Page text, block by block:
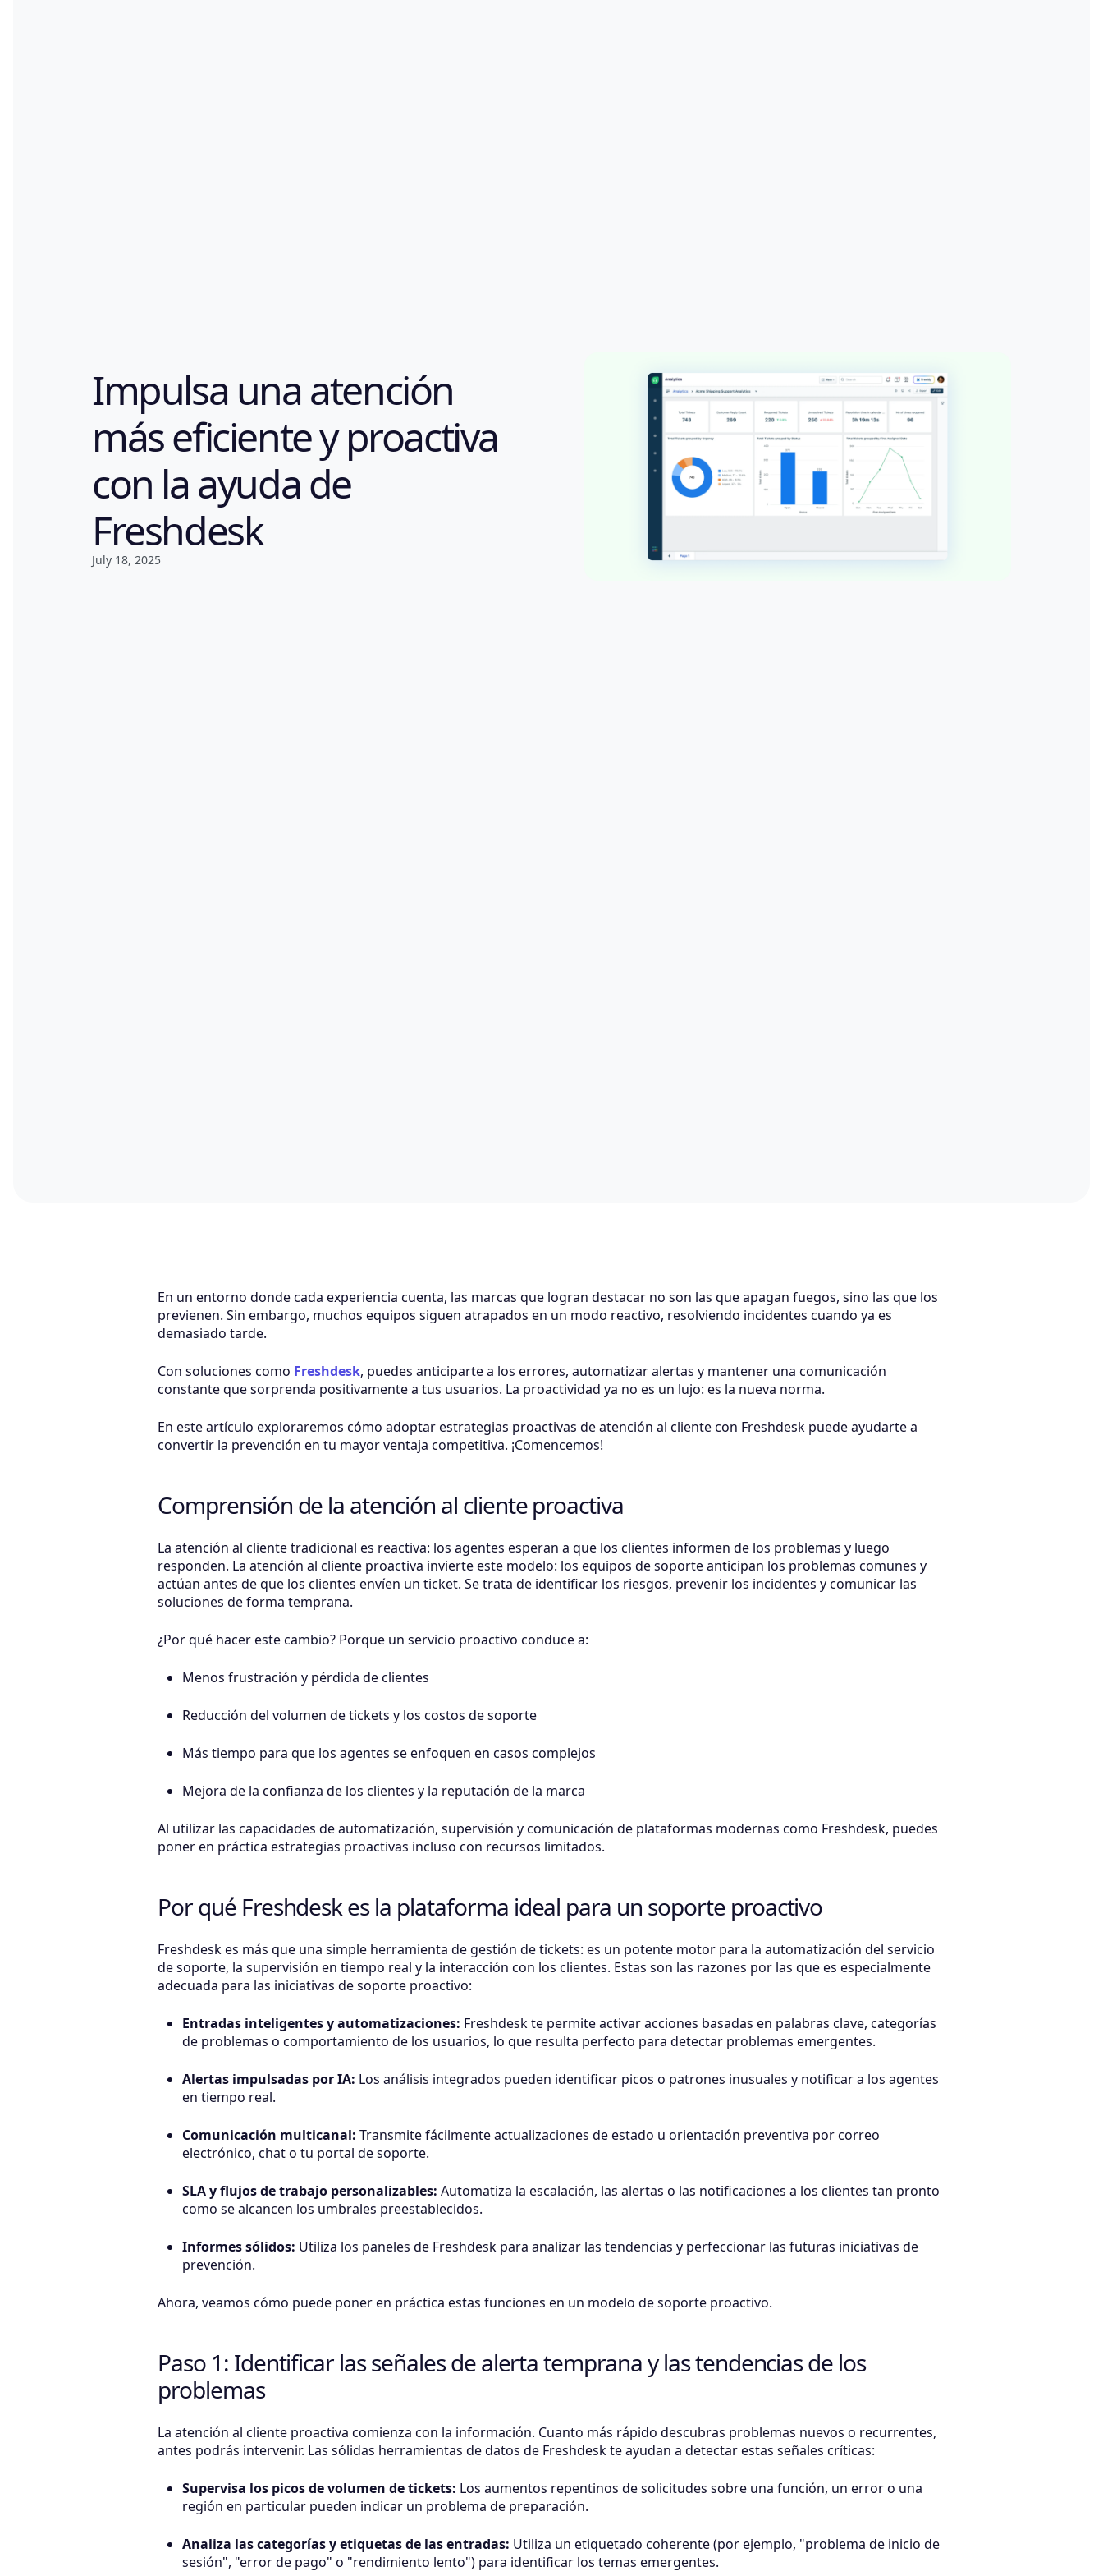
Impulsa una atención
más eficiente y proactiva
con la ayuda de
Freshdesk
July 18, 2025
En un entorno donde cada experiencia cuenta, las marcas que logran destacar no son las que apagan fuegos, sino las que los
previenen. Sin embargo, muchos equipos siguen atrapados en un modo reactivo, resolviendo incidentes cuando ya es
demasiado tarde.
Con soluciones como Freshdesk, puedes anticiparte a los errores, automatizar alertas y mantener una comunicación
constante que sorprenda positivamente a tus usuarios. La proactividad ya no es un lujo: es la nueva norma.
En este artículo exploraremos cómo adoptar estrategias proactivas de atención al cliente con Freshdesk puede ayudarte a
convertir la prevención en tu mayor ventaja competitiva. ¡Comencemos!
Comprensión de la atención al cliente proactiva
La atención al cliente tradicional es reactiva: los agentes esperan a que los clientes informen de los problemas y luego
responden. La atención al cliente proactiva invierte este modelo: los equipos de soporte anticipan los problemas comunes y
actúan antes de que los clientes envíen un ticket. Se trata de identificar los riesgos, prevenir los incidentes y comunicar las
soluciones de forma temprana.
¿Por qué hacer este cambio? Porque un servicio proactivo conduce a:
Menos frustración y pérdida de clientes
Reducción del volumen de tickets y los costos de soporte
Más tiempo para que los agentes se enfoquen en casos complejos
Mejora de la confianza de los clientes y la reputación de la marca
Al utilizar las capacidades de automatización, supervisión y comunicación de plataformas modernas como Freshdesk, puedes
poner en práctica estrategias proactivas incluso con recursos limitados.
Por qué Freshdesk es la plataforma ideal para un soporte proactivo
Freshdesk es más que una simple herramienta de gestión de tickets: es un potente motor para la automatización del servicio
de soporte, la supervisión en tiempo real y la interacción con los clientes. Estas son las razones por las que es especialmente
adecuada para las iniciativas de soporte proactivo:
Entradas inteligentes y automatizaciones: Freshdesk te permite activar acciones basadas en palabras clave, categorías
de problemas o comportamiento de los usuarios, lo que resulta perfecto para detectar problemas emergentes.
Alertas impulsadas por IA: Los análisis integrados pueden identificar picos o patrones inusuales y notificar a los agentes
en tiempo real.
Comunicación multicanal: Transmite fácilmente actualizaciones de estado u orientación preventiva por correo
electrónico, chat o tu portal de soporte.
SLA y flujos de trabajo personalizables: Automatiza la escalación, las alertas o las notificaciones a los clientes tan pronto
como se alcancen los umbrales preestablecidos.
Informes sólidos: Utiliza los paneles de Freshdesk para analizar las tendencias y perfeccionar las futuras iniciativas de
prevención.
Ahora, veamos cómo puede poner en práctica estas funciones en un modelo de soporte proactivo.
Paso 1: Identificar las señales de alerta temprana y las tendencias de los
problemas
La atención al cliente proactiva comienza con la información. Cuanto más rápido descubras problemas nuevos o recurrentes,
antes podrás intervenir. Las sólidas herramientas de datos de Freshdesk te ayudan a detectar estas señales críticas:
Supervisa los picos de volumen de tickets: Los aumentos repentinos de solicitudes sobre una función, un error o una
región en particular pueden indicar un problema de preparación.
Analiza las categorías y etiquetas de las entradas: Utiliza un etiquetado coherente (por ejemplo, "problema de inicio de
sesión", "error de pago" o "rendimiento lento") para identificar los temas emergentes.